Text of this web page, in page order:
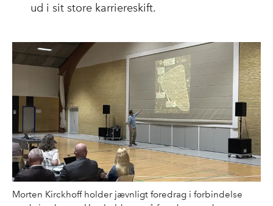
ud i sit store karriereskift.
Morten Kirckhoff holder jævnligt foredrag i forbindelse